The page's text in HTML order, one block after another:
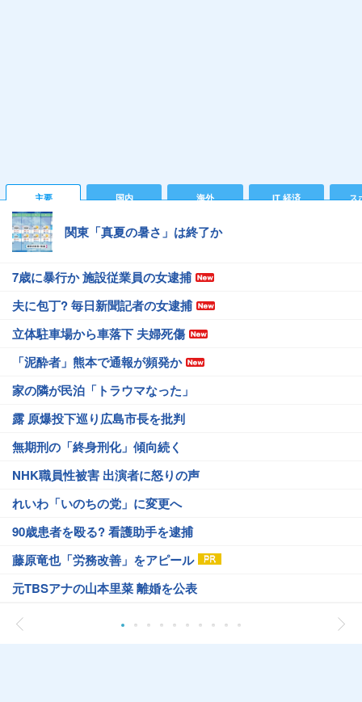
主要 国内 海外 IT 経済 ス
関東「真夏の暑さ」は終了か
7歳に暴行か 施設従業員の女逮捕
夫に包丁? 毎日新聞記者の女逮捕
立体駐車場から車落下 夫婦死傷
「泥酔者」熊本で通報が頻発か
家の隣が民泊「トラウマなった」
露 原爆投下巡り広島市長を批判
無期刑の「終身刑化」傾向続く
NHK職員性被害 出演者に怒りの声
れいわ「いのちの党」に変更へ
90歳患者を殴る? 看護助手を逮捕
藤原竜也「労務改善」をアピール
元TBSアナの山本里菜 離婚を公表